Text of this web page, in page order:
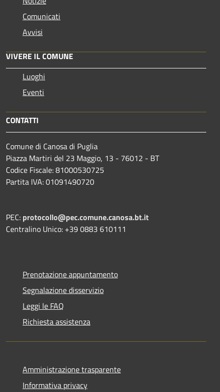
Comunicati
Avvisi
VIVERE IL COMUNE
Luoghi
Eventi
CONTATTI
Comune di Canosa di Puglia
Piazza Martiri del 23 Maggio, 13 - 76012 - BT
Codice Fiscale: 81000530725
Partita IVA: 01091490720
PEC: protocollo@pec.comune.canosa.bt.it
Centralino Unico: +39 0883 610111
Prenotazione appuntamento
Segnalazione disservizio
Leggi le FAQ
Richiesta assistenza
Amministrazione trasparente
Informativa privacy